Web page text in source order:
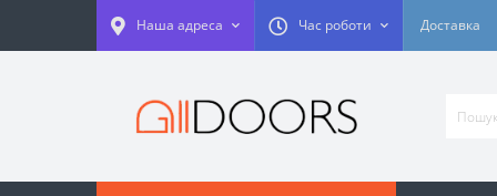
Наша адреса Час роботи Доставка